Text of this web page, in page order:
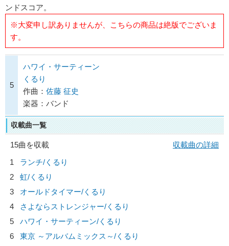
ンドスコア。
※大変申し訳ありませんが、こちらの商品は絶版でございま
す。
5
ハワイ・サーティーン
くるり
作曲： 佐藤 征史
楽器：バンド
収載曲一覧
15曲を収載
収載曲の詳細
1
ランチ/ くるり
2
虹/ くるり
3
オールドタイマー/ くるり
4
さよならストレンジャー/ くるり
5
ハワイ・サーティーン/ くるり
6
東京 ～アルバムミックス～/ くるり